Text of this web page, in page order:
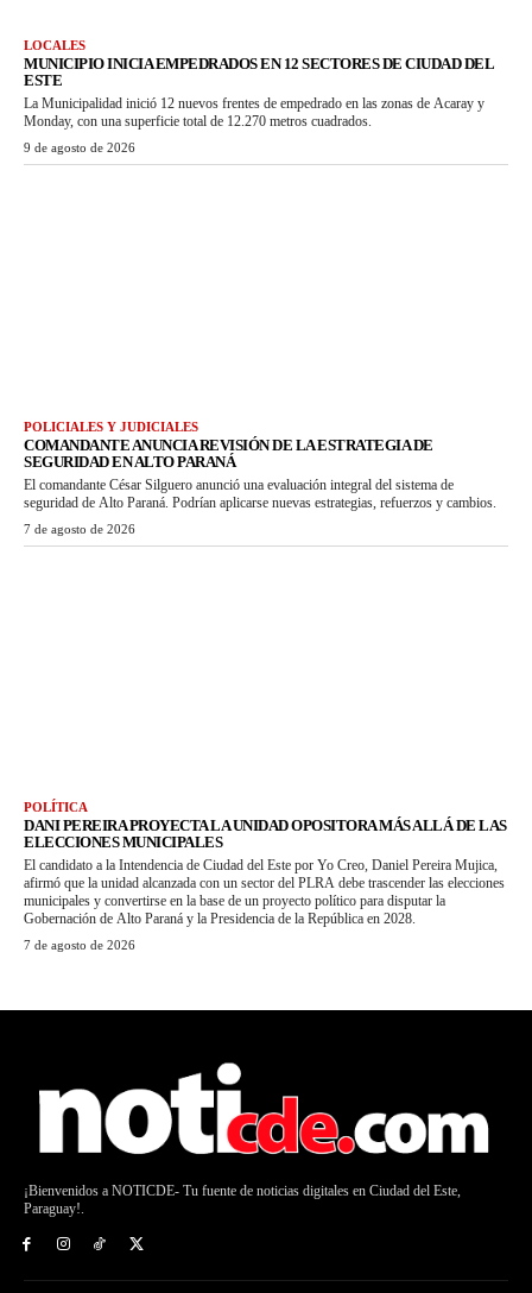
LOCALES
MUNICIPIO INICIA EMPEDRADOS EN 12 SECTORES DE CIUDAD DEL
ESTE
La Municipalidad inició 12 nuevos frentes de empedrado en las zonas de Acaray y
Monday, con una superficie total de 12.270 metros cuadrados.
9 de agosto de 2026
POLICIALES Y JUDICIALES
COMANDANTE ANUNCIA REVISIÓN DE LA ESTRATEGIA DE
SEGURIDAD EN ALTO PARANÁ
El comandante César Silguero anunció una evaluación integral del sistema de
seguridad de Alto Paraná. Podrían aplicarse nuevas estrategias, refuerzos y cambios.
7 de agosto de 2026
POLÍTICA
DANI PEREIRA PROYECTA LA UNIDAD OPOSITORA MÁS ALLÁ DE LAS
ELECCIONES MUNICIPALES
El candidato a la Intendencia de Ciudad del Este por Yo Creo, Daniel Pereira Mujica,
afirmó que la unidad alcanzada con un sector del PLRA debe trascender las elecciones
municipales y convertirse en la base de un proyecto político para disputar la
Gobernación de Alto Paraná y la Presidencia de la República en 2028.
7 de agosto de 2026
¡Bienvenidos a NOTICDE- Tu fuente de noticias digitales en Ciudad del Este,
Paraguay!.